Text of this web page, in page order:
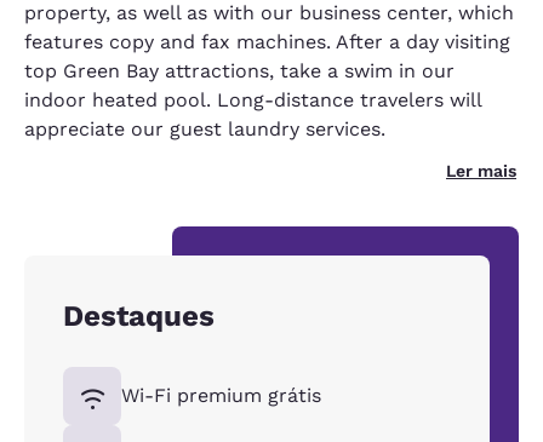
property, as well as with our business center, which
features copy and fax machines. After a day visiting
top Green Bay attractions, take a swim in our
indoor heated pool. Long-distance travelers will
appreciate our guest laundry services.
Ler mais
Destaques
Wi-Fi premium grátis